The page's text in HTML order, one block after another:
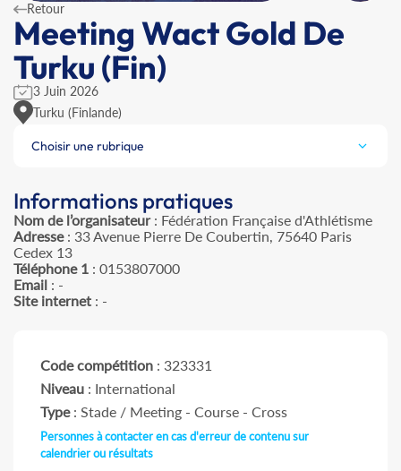
Retour
Meeting Wact Gold De
Turku (Fin)
3 Juin 2026
Turku (Finlande)
Choisir une rubrique
Informations pratiques
Nom de l’organisateur: Fédération Française d'Athlétisme
Adresse: 33 Avenue Pierre De Coubertin, 75640 Paris
Cedex 13
Téléphone 1 : 0153807000
Email : -
Site internet : -
Code compétition : 323331
Niveau : International
Type: Stade / Meeting - Course - Cross
Personnes à contacter en cas d'erreur de contenu sur
calendrier ou résultats